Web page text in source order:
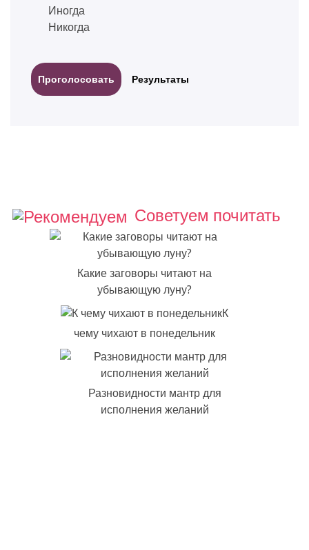
Иногда
Никогда
Результаты
Советуем почитать
Какие заговоры читают на
убывающую луну?
К
чему чихают в понедельник
Разновидности мантр для
исполнения желаний